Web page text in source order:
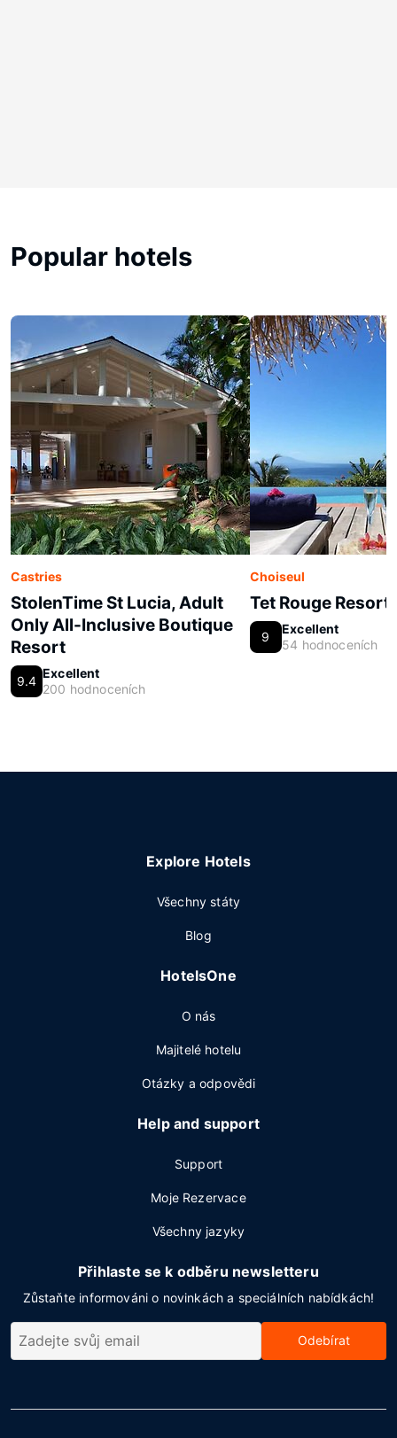
Popular hotels
Castries
StolenTime St Lucia, Adult
Only All-Inclusive Boutique
Resort
9.4
Excellent
200 hodnoceních
Choiseul
Tet Rouge Resort
9
Excellent
54 hodnoceních
Explore Hotels
Všechny státy
Blog
HotelsOne
O nás
Majitelé hotelu
Otázky a odpovědi
Help and support
Support
Moje Rezervace
Všechny jazyky
Přihlaste se k odběru newsletteru
Zůstaňte informováni o novinkách a speciálních nabídkách!
Odebírat